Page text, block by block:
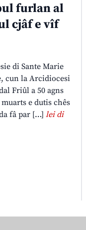
furlan al
cjâf e vîf
di Sante Marie
cun la Arcidiocesi
Friûl a 50 agns
e dutis chês
fâ par […] lei di